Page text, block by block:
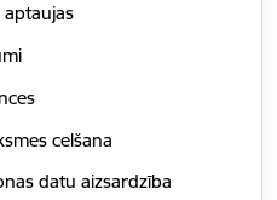
aptaujas
celšana
datu aizsardzība